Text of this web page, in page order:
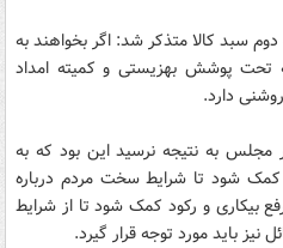
دوم سبد کالا متذکر شد: اگر بخواهند به
پوشش بهزیستی و کمیته امداد
دارد.
مجلس به نتیجه نرسید این بود که به
شود تا شرایط سخت مردم درباره
بیکاری و رکود کمک شود تا از شرایط
نیز باید مورد توجه قرار گیرد.